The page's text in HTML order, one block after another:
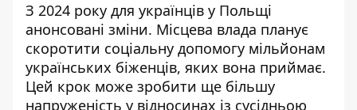
З 2024 року для українців у Польщі
анонсовані зміни. Місцева влада планує
скоротити соціальну допомогу мільйонам
українських біженців, яких вона приймає.
Цей крок може зробити ще більшу
напруженість у відносинах із сусідньою